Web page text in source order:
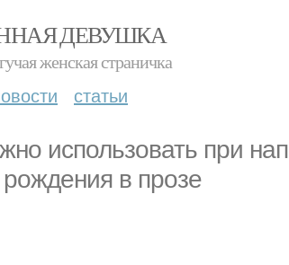
ДЕВУШКА
женская страничка
статьи
использовать при
в прозе